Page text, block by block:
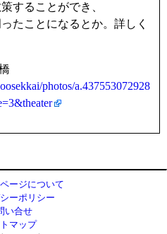
することができ、
たことになるとか。詳しく
photos/a.437553072928
ージについて
ーポリシー
い合せ
マップ